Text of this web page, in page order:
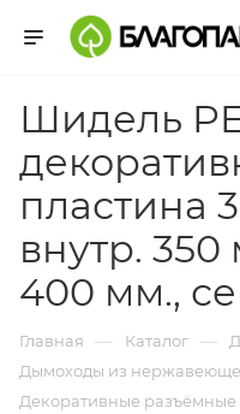
Шидель
пластина
внутр.
400 мм.,
Главная — Каталог —
Дымоходы из
Декоративные разъёмные